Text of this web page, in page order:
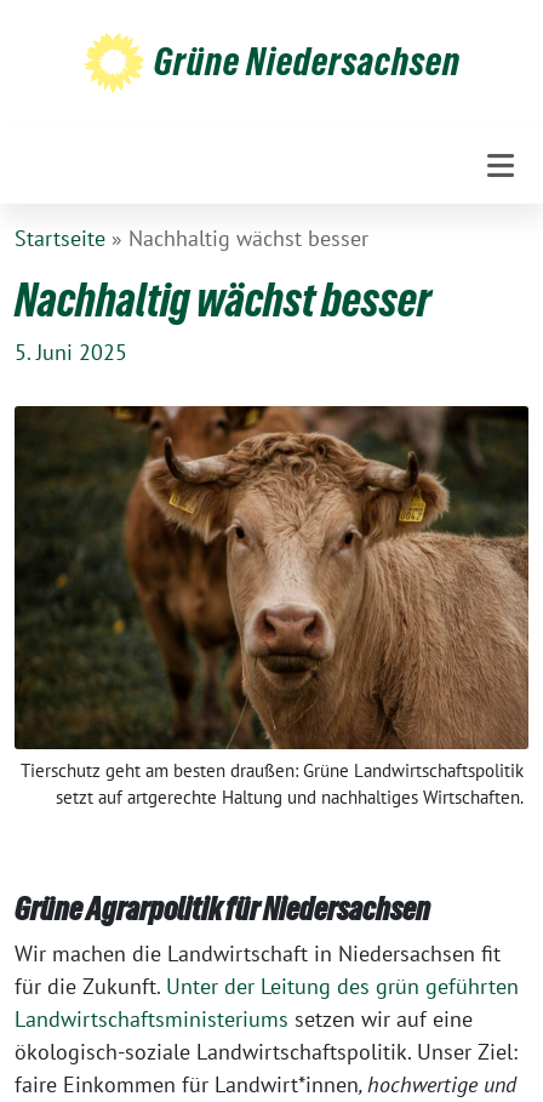
Grüne Niedersachsen
Startseite » Nachhaltig wächst besser
Nachhaltig wächst besser
5. Juni 2025
Tierschutz geht am besten draußen: Grüne Landwirtschaftspolitik
setzt auf artgerechte Haltung und nachhaltiges Wirtschaften.
Grüne Agrarpolitik für Niedersachsen
Wir machen die Landwirtschaft in Niedersachsen fit
für die Zukunft. Unter der Leitung des grün geführten
Landwirtschaftsministeriums setzen wir auf eine
ökologisch-soziale Landwirtschaftspolitik. Unser Ziel:
faire Einkommen für Landwirt*innen, hochwertige und